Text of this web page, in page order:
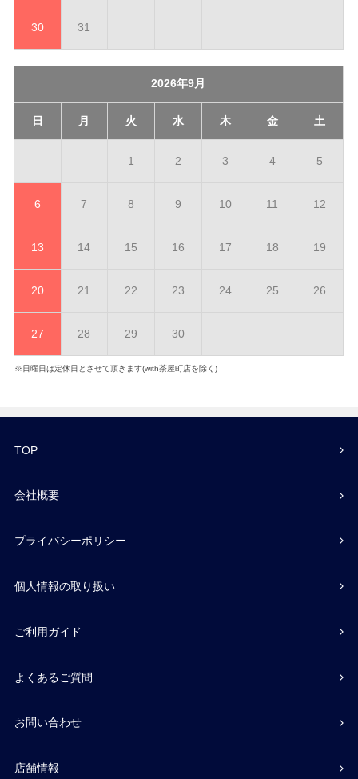
30 31
2026年9月
日 月 火 水 木 金 土
1 2 3 4 5
6 7 8 9 10 11 12
13 14 15 16 17 18 19
20 21 22 23 24 25 26
27 28 29 30
※日曜日は定休日とさせて頂きます(with茶屋町店を除く)
TOP
会社概要
プライバシーポリシー
個人情報の取り扱い
ご利用ガイド
よくあるご質問
お問い合わせ
店舗情報